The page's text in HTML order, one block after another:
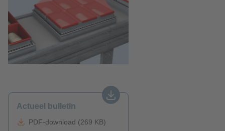
Actueel bulletin
PDF-download (269 KB)